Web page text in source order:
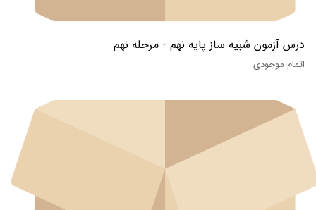
درس آزمون شبیه ساز پایه نهم - مرحله نهم
اتمام موجودی